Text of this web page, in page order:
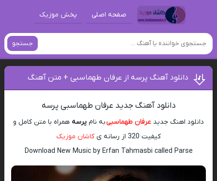
صفحه اصلی پخش موزیک
جستجو
دانلود آهنگ پرسه از عرفان طهماسبی + متن آهنگ
دانلود آهنگ جدید عرفان طهماسبی پرسه
دانلود اهنگ جدید عرفان طهماسبیبه نام پرسه همراه با متن کامل و
کیفیت 320 از رسانه ی
کاشان موزیک
Download New Music by Erfan Tahmasbi called Parse